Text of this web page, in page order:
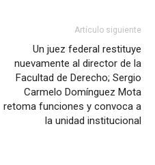
Artículo siguiente
Un juez federal restituye
nuevamente al director de la
Facultad de Derecho; Sergio
Carmelo Domínguez Mota
retoma funciones y convoca a
la unidad institucional